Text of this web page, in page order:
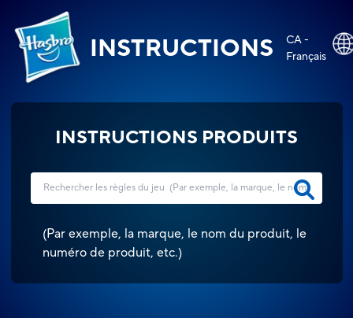
INSTRUCTIONS
CA -
Français
INSTRUCTIONS PRODUITS
(Par exemple, la marque, le nom du produit, le
numéro de produit, etc.)